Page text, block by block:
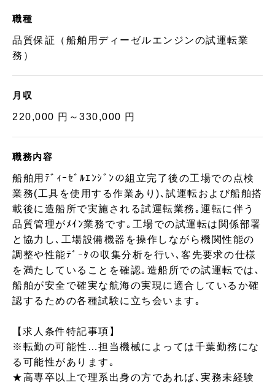
職種
品質保証（船舶用ディーゼルエンジンの試運転業
務）
月収
220,000 円～330,000 円
職務内容
船舶用ﾃﾞｨｰｾﾞﾙｴﾝｼﾞﾝの組立完了後の工場での点検
業務(工具を使用する作業あり)､試運転および船舶搭
載後に造船所で実施される試運転業務｡運転に伴う
品質管理がﾒｲﾝ業務です｡工場での試運転は関係部署
と協力し､工場設備機器を操作しながら機関性能の
調整や性能ﾃﾞｰﾀの収集分析を行い､客先要求の仕様
を満たしていることを確認｡造船所での試運転では､
船舶が安全で確実な航海の実現に適合しているか確
認するための各種試験に立ち会います｡
【求人条件特記事項】
※転勤の可能性…担当機械によっては千葉勤務にな
る可能性があります｡
★高専卒以上で理系出身の方であれば､実務未経験